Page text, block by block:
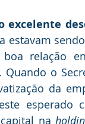
estavam
relação
o
da
esperado
capital na